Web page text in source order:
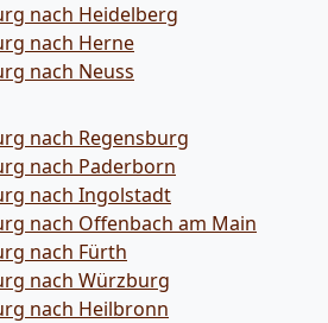
nach Heidelberg
nach Herne
nach Neuss
nach Regensburg
nach Paderborn
nach Ingolstadt
nach Offenbach am Main
nach Fürth
nach Würzburg
nach Heilbronn